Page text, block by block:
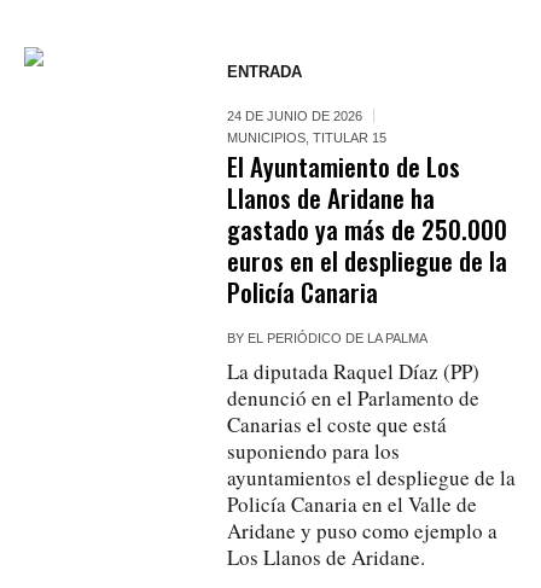
ENTRADA
24 DE JUNIO DE 2026
MUNICIPIOS ,TITULAR 15
El Ayuntamiento de Los
Llanos de Aridane ha
gastado ya más de 250.000
euros en el despliegue de la
Policía Canaria
BY EL PERIÓDICO DE LA PALMA
La diputada Raquel Díaz (PP)
denunció en el Parlamento de
Canarias el coste que está
suponiendo para los
ayuntamientos el despliegue de la
Policía Canaria en el Valle de
Aridane y puso como ejemplo a
Los Llanos de Aridane.